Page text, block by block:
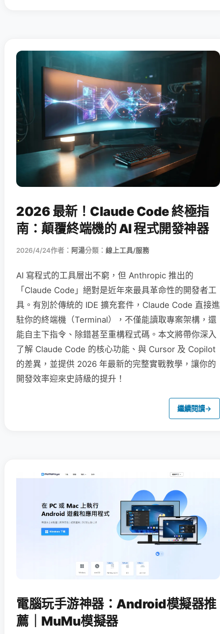
2026 最新！Claude Code 終極指
南：顛覆終端機的 AI 程式開發神器
2026/4/24作者： 阿湯分類： 線上工具/服務
AI 寫程式的工具層出不窮，但 Anthropic 推出的
「Claude Code」絕對是近年來最具革命性的開發者工
具。有別於傳統的 IDE 擴充套件，Claude Code 直接進
駐你的終端機（Terminal），不僅能讀取專案架構，還
能自主下指令、除錯甚至重構程式碼。本文將帶你深入
了解 Claude Code 的核心功能、與 Cursor 及 Copilot
的差異，並提供 2026 年最新的完整實戰教學，讓你的
開發效率迎來史詩級的提升！
繼續閱讀→
電腦玩手游神器：Android模擬器推
薦｜MuMu模擬器